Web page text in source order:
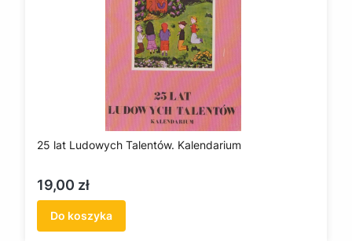
25 lat Ludowych Talentów. Kalendarium
Cena
19,00 zł
Do koszyka